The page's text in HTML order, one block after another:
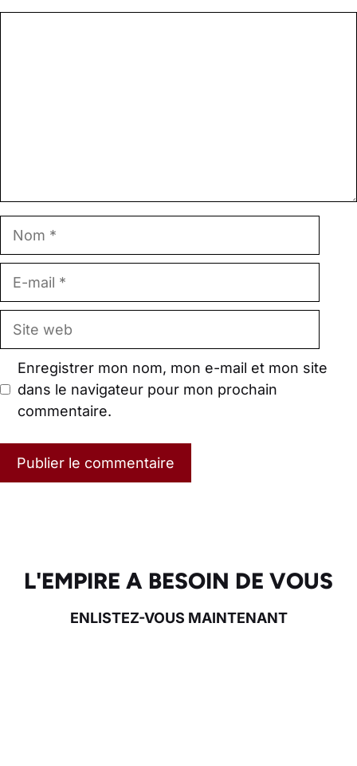
Site
Enregistrer mon nom, mon e-mail et mon site
dans le navigateur pour mon prochain
commentaire.
L'EMPIRE A BESOIN DE VOUS
ENLISTEZ-VOUS MAINTENANT